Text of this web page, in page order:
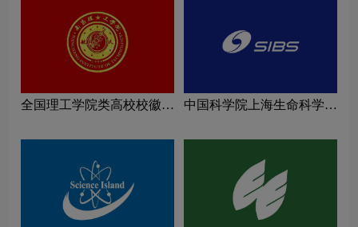
全国理工学院类高校校徽设
中国科学院上海生命科学研